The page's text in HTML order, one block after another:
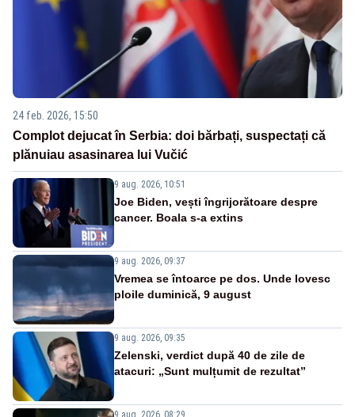
24 feb. 2026, 15:50
Complot dejucat în Serbia: doi bărbați, suspectați că
plănuiau asasinarea lui Vučić
9 aug. 2026, 10:51
Joe Biden, vești îngrijorătoare despre
cancer. Boala s-a extins
9 aug. 2026, 09:37
Vremea se întoarce pe dos. Unde lovesc
ploile duminică, 9 august
9 aug. 2026, 09:35
Zelenski, verdict după 40 de zile de
atacuri: „Sunt mulțumit de rezultat”
9 aug. 2026, 08:29